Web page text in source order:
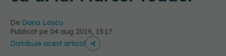
De Dana Lascu
Publicat pe 04 aug 2019, 15:17
Distribuie acest articol